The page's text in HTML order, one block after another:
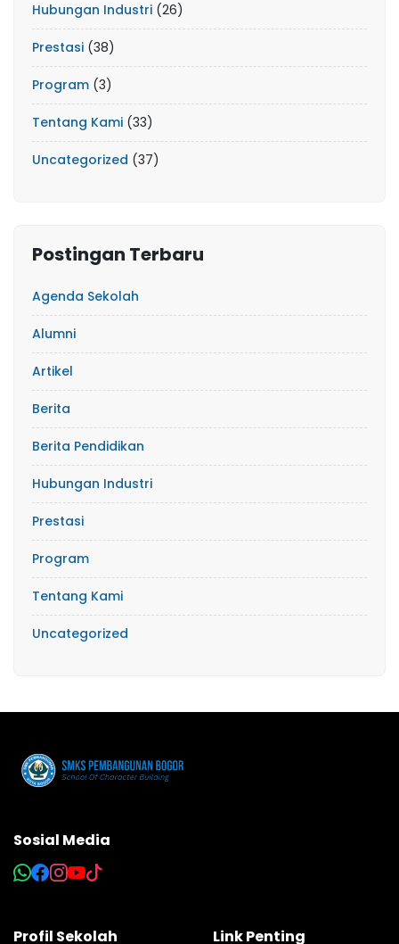
Hubungan Industri (26)
Prestasi (38)
Program (3)
Tentang Kami (33)
Uncategorized (37)
Postingan Terbaru
Agenda Sekolah
Alumni
Artikel
Berita
Berita Pendidikan
Hubungan Industri
Prestasi
Program
Tentang Kami
Uncategorized
Sosial Media
Profil Sekolah Link Penting